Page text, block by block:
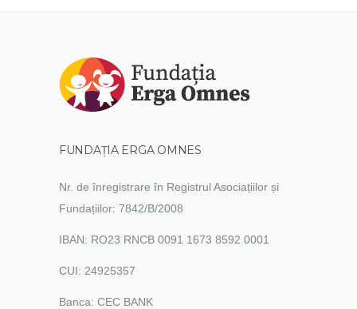
FUNDAȚIA ERGA OMNES
Nr. de înregistrare în Registrul Asociațiilor și
Fundațiilor: 7842/B/2008
IBAN: RO23 RNCB 0091 1673 8592 0001
CUI: 24925357
Banca: CEC BANK